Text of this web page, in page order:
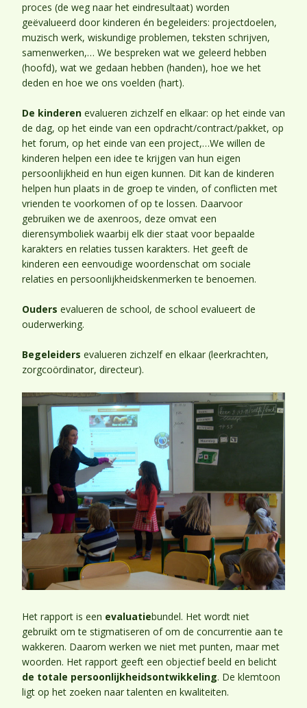
proces (de weg naar het eindresultaat) worden
geëvalueerd door kinderen én begeleiders: projectdoelen,
muzisch werk, wiskundige problemen, teksten schrijven,
samenwerken,… We bespreken wat we geleerd hebben
(hoofd), wat we gedaan hebben (handen), hoe we het
deden en hoe we ons voelden (hart).
De kinderen evalueren zichzelf en elkaar: op het einde van
de dag, op het einde van een opdracht/contract/pakket, op
het forum, op het einde van een project,…We willen de
kinderen helpen een idee te krijgen van hun eigen
persoonlijkheid en hun eigen kunnen. Dit kan de kinderen
helpen hun plaats in de groep te vinden, of conflicten met
vrienden te voorkomen of op te lossen. Daarvoor
gebruiken we de axenroos, deze omvat een
dierensymboliek waarbij elk dier staat voor bepaalde
karakters en relaties tussen karakters. Het geeft de
kinderen een eenvoudige woordenschat om sociale
relaties en persoonlijkheidskenmerken te benoemen.
Ouders evalueren de school, de school evalueert de
ouderwerking.
Begeleiders evalueren zichzelf en elkaar (leerkrachten,
zorgcoördinator, directeur).
Het rapport is een evaluatiebundel. Het wordt niet
gebruikt om te stigmatiseren of om de concurrentie aan te
wakkeren. Daarom werken we niet met punten, maar met
woorden. Het rapport geeft een objectief beeld en belicht
de totale persoonlijkheidsontwikkeling. De klemtoon
ligt op het zoeken naar talenten en kwaliteiten.